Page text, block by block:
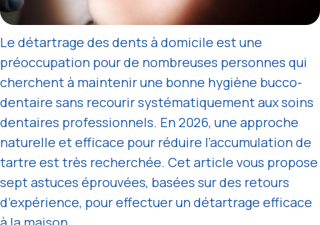
Le détartrage des dents à domicile est une
préoccupation pour de nombreuses personnes qui
cherchent à maintenir une bonne hygiène bucco-
dentaire sans recourir systématiquement aux soins
dentaires professionnels. En 2026, une approche
naturelle et efficace pour réduire l’accumulation de
tartre est très recherchée. Cet article vous propose
sept astuces éprouvées, basées sur des retours
d’expérience, pour effectuer un détartrage efficace